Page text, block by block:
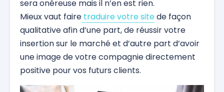
sera onéreuse mais il n’en est rien.
Mieux vaut faire traduire votre sitede façon
qualitative afin d’une part, de réussir votre
insertion sur le marché et d’autre part d’avoir
une image de votre compagnie directement
positive pour vos futurs clients.